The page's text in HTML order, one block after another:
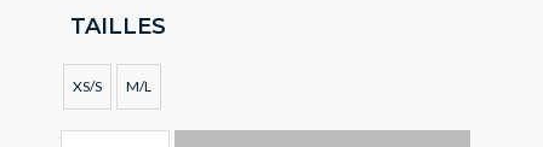
TAILLES
XS/S M/L